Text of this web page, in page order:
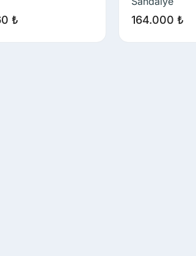
₺ 164.000 ₺